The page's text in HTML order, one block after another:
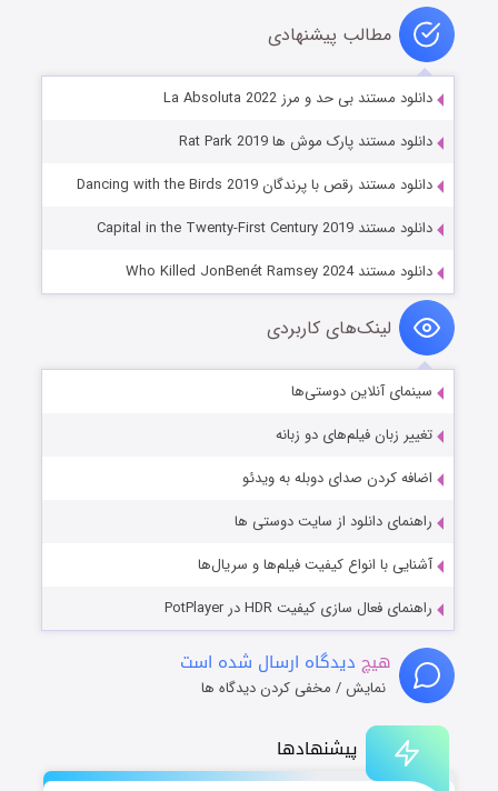
پیشنهادها
مطالب پیشنهادی
دانلود مستند بی حد‌ و‌ مرز La Absoluta 2022
دانلود مستند پارک موش ها Rat Park 2019
دانلود مستند رقص با پرندگان Dancing with the Birds 2019
دانلود مستند Capital in the Twenty-First Century 2019
دانلود مستند Who Killed JonBenét Ramsey 2024
لینک‌های کاربردی
سینمای آنلاین دوستی‌ها
تغییر زبان فیلم‌های دو زبانه
اضافه کردن صدای دوبله به ویدئو
راهنمای دانلود از سایت دوستی ها
آشنایی با انواع کیفیت فیلم‌ها و سریال‌ها
راهنمای فعال سازی کیفیت HDR در PotPlayer
هیچ دیدگاه ارسال شده است
نمایش / مخفی کردن دیدگاه ها